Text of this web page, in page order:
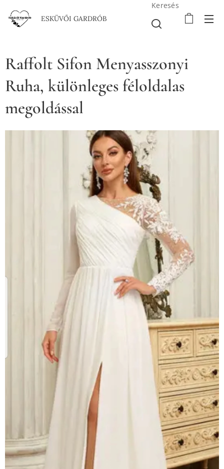
ESKÜVŐI GARDRÓB
Keresés
Raffolt Sifon Menyasszonyi
Ruha, különleges féloldalas
megoldással